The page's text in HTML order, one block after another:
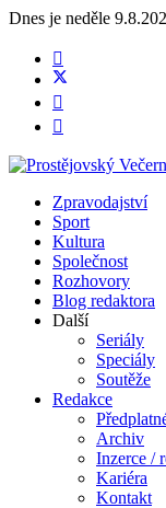
Dnes je neděle
Zpravodajství
Sport
Kultura
Společnost
Rozhovory
Blog redaktora
Další
Seriály
Speciály
Soutěže
Redakce
Archiv
Inzerce /
Kariéra
Kontakt